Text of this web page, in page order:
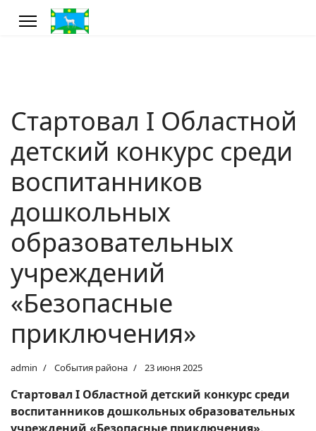
Стартовал I Областной
детский конкурс среди
воспитанников
дошкольных
образовательных
учреждений
«Безопасные
приключения»
admin События района 23 июня 2025
Стартовал I Областной детский конкурс среди
воспитанников дошкольных образовательных